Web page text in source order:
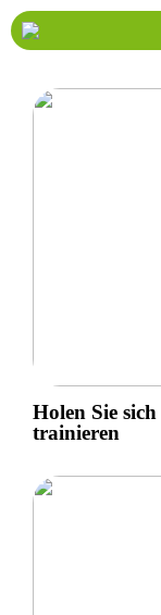
Holen Sie
trainieren